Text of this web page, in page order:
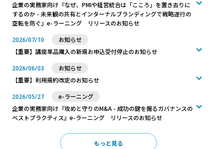
企業の実務家向け『なぜ、PMIや経営統合は「こころ」を置き去りに
するのか - 未来観の共有とインターナルブランディングで戦略遂行の
空転を防ぐ』e-ラーニング リリースのお知らせ
2026/07/10
お知らせ
【重要】講座単品購入の新規お申込受付停止のお知らせ
2026/06/03
お知らせ
【重要】利用規約改定のお知らせ
2026/05/27
e-ラーニング
企業の実務家向け『攻めと守りのM&A - 成功の鍵を握るガバナンスの
ベストプラクティス』e-ラーニング リリースのお知らせ
もっと見る